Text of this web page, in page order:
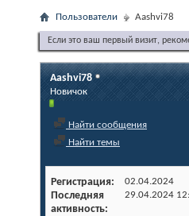
Пользователи Aashvi78
Если это ваш первый визит,
Aashvi78
Новичок
Найти сообщения
Найти темы
Регистрация 02.04.2024
Последняя
активность
29.04.2024